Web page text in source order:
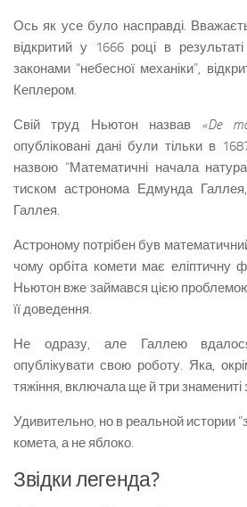
Ось як усе було насправді.
відкритий у 1666 році в
законами “небесної механіки”,
Кеплером.
Свій труд Ньютон назвав «De
опубліковані дані були тільки в
назвою “Математичні начала
тиском астронома Едмунда
Галлея.
Астроному потрібен був
чому орбіта комети має еліптичну
Ньютон вже займався цією проблемою
її доведення.
Не одразу, але Галлею
опублікувати свою роботу. Яка,
тяжіння, включала ще й три
Удивительно, но в реальной истории
комета, а не яблоко.
Звідки легенда?